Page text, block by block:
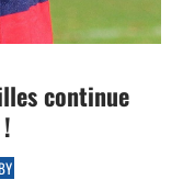
continue